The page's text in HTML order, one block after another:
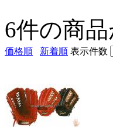
6件の商
価格順 新着順 表示件数